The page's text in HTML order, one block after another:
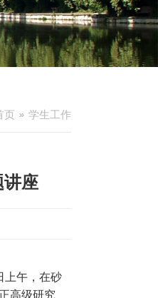
页 学生工作
讲座
上午，在砂
高级研究